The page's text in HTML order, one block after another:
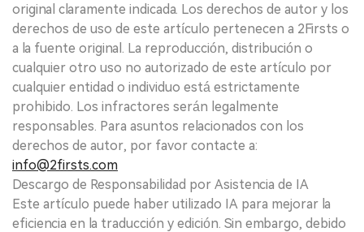
original claramente indicada. Los derechos de autor y los
derechos de uso de este artículo pertenecen a 2Firsts o
a la fuente original. La reproducción, distribución o
cualquier otro uso no autorizado de este artículo por
cualquier entidad o individuo está estrictamente
prohibido. Los infractores serán legalmente
responsables. Para asuntos relacionados con los
derechos de autor, por favor contacte a:
info@2firsts.com
Descargo de Responsabilidad por Asistencia de IA
Este artículo puede haber utilizado IA para mejorar la
eficiencia en la traducción y edición. Sin embargo, debido